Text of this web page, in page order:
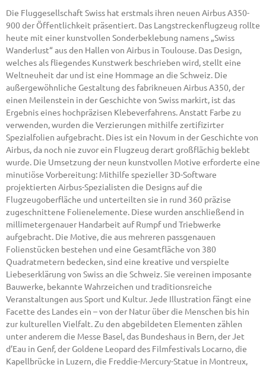
Die Fluggesellschaft Swiss hat erstmals ihren neuen Airbus A350-
900 der Öffentlichkeit präsentiert. Das Langstreckenflugzeug rollte
heute mit einer kunstvollen Sonderbeklebung namens „Swiss
Wanderlust“ aus den Hallen von Airbus in Toulouse. Das Design,
welches als fliegendes Kunstwerk beschrieben wird, stellt eine
Weltneuheit dar und ist eine Hommage an die Schweiz. Die
außergewöhnliche Gestaltung des fabrikneuen Airbus A350, der
einen Meilenstein in der Geschichte von Swiss markirt, ist das
Ergebnis eines hochpräzisen Klebeverfahrens. Anstatt Farbe zu
verwenden, wurden die Verzierungen mithilfe zertifizirter
Spezialfolien aufgebracht. Dies ist ein Novum in der Geschichte von
Airbus, da noch nie zuvor ein Flugzeug derart großflächig beklebt
wurde. Die Umsetzung der neun kunstvollen Motive erforderte eine
minutiöse Vorbereitung: Mithilfe spezieller 3D-Software
projektierten Airbus-Spezialisten die Designs auf die
Flugzeugoberfläche und unterteilten sie in rund 360 präzise
zugeschnittene Folienelemente. Diese wurden anschließend in
millimetergenauer Handarbeit auf Rumpf und Triebwerke
aufgebracht. Die Motive, die aus mehreren passgenauen
Folienstücken bestehen und eine Gesamtfläche von 380
Quadratmetern bedecken, sind eine kreative und verspielte
Liebeserklärung von Swiss an die Schweiz. Sie vereinen imposante
Bauwerke, bekannte Wahrzeichen und traditionsreiche
Veranstaltungen aus Sport und Kultur. Jede Illustration fängt eine
Facette des Landes ein – von der Natur über die Menschen bis hin
zur kulturellen Vielfalt. Zu den abgebildeten Elementen zählen
unter anderem die Messe Basel, das Bundeshaus in Bern, der Jet
d’Eau in Genf, der Goldene Leopard des Filmfestivals Locarno, die
Kapellbrücke in Luzern, die Freddie-Mercury-Statue in Montreux,